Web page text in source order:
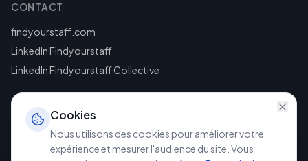
CONTACT
findyourstaff.com
LinkedIn Findyourstaff
LinkedIn Findyourstaff Collective
Cookies
Nous utilisons des cookies pour améliorer votre
expérience et mesurer l'audience du site. Vous